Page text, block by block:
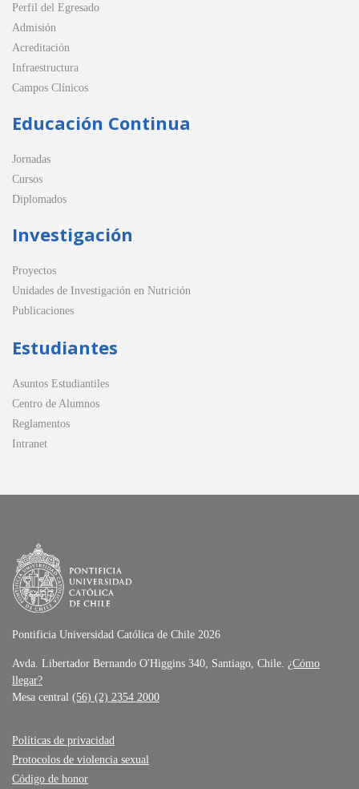
Perfil del Egresado
Admisión
Acreditación
Infraestructura
Campos Clínicos
Educación Continua
Jornadas
Cursos
Diplomados
Investigación
Proyectos
Unidades de Investigación en Nutrición
Publicaciones
Estudiantes
Asuntos Estudiantiles
Centro de Alumnos
Reglamentos
Intranet
Pontificia Universidad Católica de Chile 2026
Avda. Libertador Bernando O'Higgins 340, Santiago, Chile. ¿Cómo
llegar?
Mesa central (56) (2) 2354 2000
Políticas de privacidad
Protocolos de violencia sexual
Código de honor